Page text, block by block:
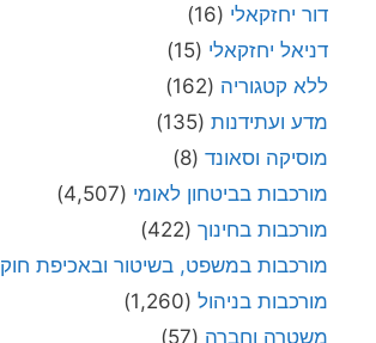
דור יחזקאלי (16)
דניאל יחזקאלי (15)
ללא קטגוריה (162)
מדע ועתידנות (135)
מוסיקה וסאונד (8)
מורכבות בביטחון לאומי (4,507)
מורכבות בחינוך (422)
מורכבות במשפט, בשיטור ובאכיפת חוק
מורכבות בניהול (1,260)
משטרה וחברה (57)